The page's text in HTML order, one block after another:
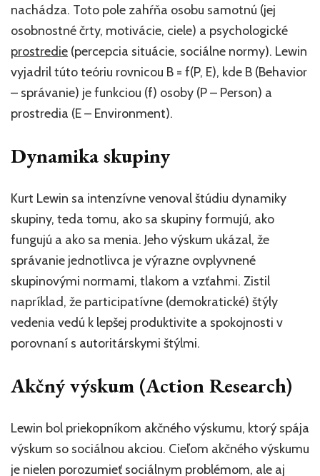
nachádza. Toto pole zahŕňa osobu samotnú (jej
osobnostné črty, motivácie, ciele) a psychologické
prostredie (percepcia situácie, sociálne normy). Lewin
vyjadril túto teóriu rovnicou B = f(P, E), kde B (Behavior
– správanie) je funkciou (f) osoby (P – Person) a
prostredia (E – Environment).
Dynamika skupiny
Kurt Lewin sa intenzívne venoval štúdiu dynamiky
skupiny, teda tomu, ako sa skupiny formujú, ako
fungujú a ako sa menia. Jeho výskum ukázal, že
správanie jednotlivca je výrazne ovplyvnené
skupinovými normami, tlakom a vzťahmi. Zistil
napríklad, že participatívne (demokratické) štýly
vedenia vedú k lepšej produktivite a spokojnosti v
porovnaní s autoritárskymi štýlmi.
Akčný výskum (Action Research)
Lewin bol priekopníkom akčného výskumu, ktorý spája
výskum so sociálnou akciou. Cieľom akčného výskumu
je nielen porozumieť sociálnym problémom, ale aj